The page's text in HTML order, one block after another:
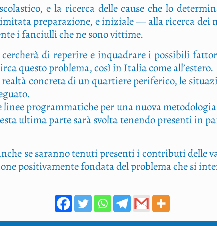
e la ricer­ca del­le cau­se che lo
pre­pa­ra­zio­ne, e ini­zia­le — alla ricer­ca dei
i fan­ciul­li che ne sono vittime.
di repe­ri­re e inqua­dra­re i pos­si­bi­li
que­sto pro­ble­ma, così in Ita­lia come all’estero.
real­tà con­cre­ta di un quar­tie­re peri­fe­ri­co, le
pro­gram­ma­ti­che per una nuo­va
ulti­ma par­te sarà svol­ta tenen­do pre­sen­ti in
se saran­no tenu­ti pre­sen­ti i con­tri­bu­ti del­le
posi­ti­va­men­te fon­da­ta del pro­ble­ma che si